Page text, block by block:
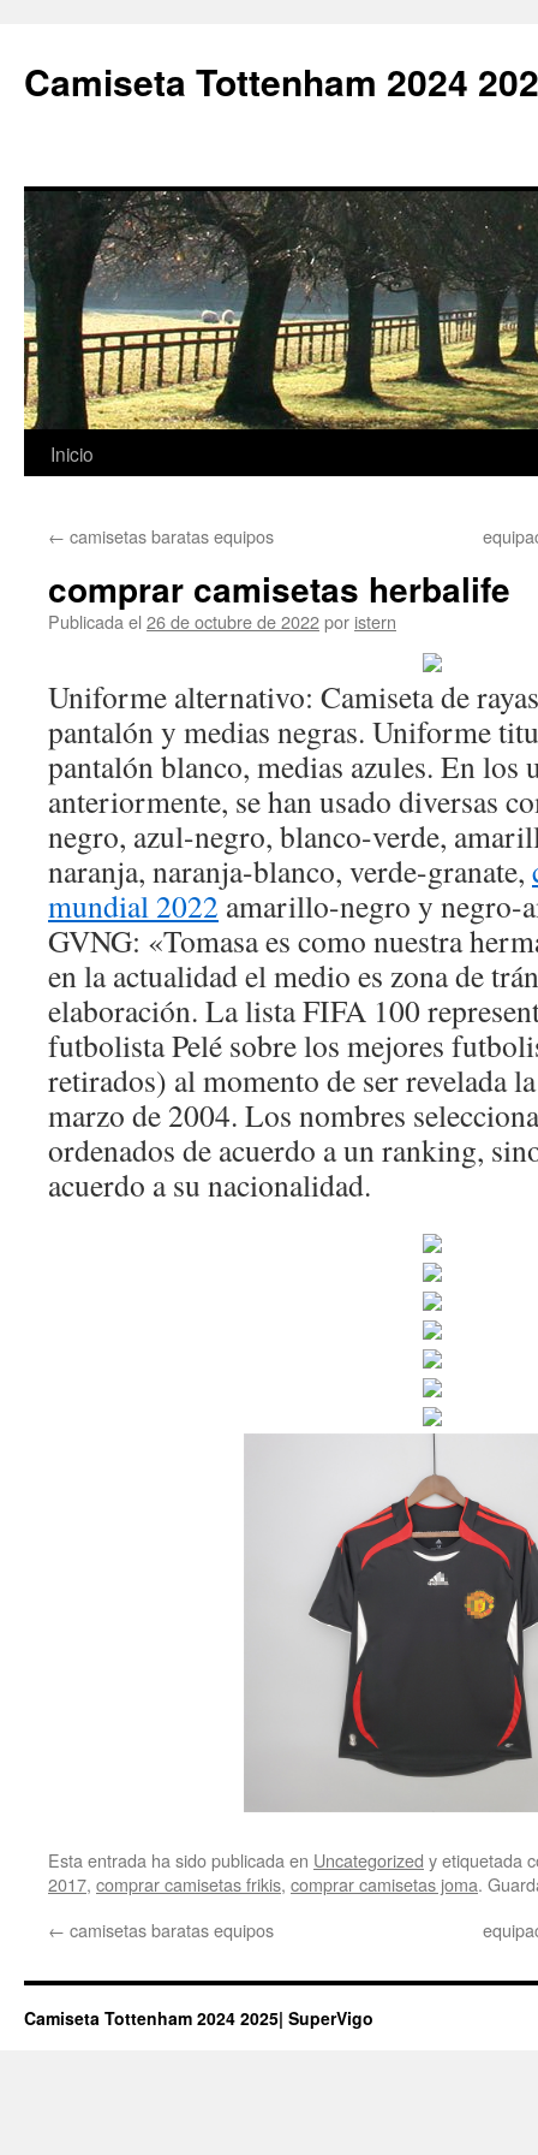
Camiseta Tottenham 2024
Saltar
contenido
Inicio
← camisetas baratas equipos
comprar camisetas herbalife
Publicada el 26 de octubre de 2022por istern
Uniforme alternativo: Camiseta de
pantalón y medias negras. Uniforme
pantalón blanco, medias azules. En
anteriormente, se han usado diversas
negro, azul-negro, blanco-verde,
naranja, naranja-blanco, verde-granate,
mundial 2022 amarillo-negro y
GVNG: «Tomasa es como nuestra
en la actualidad el medio es zona de
elaboración. La lista FIFA 100
futbolista Pelé sobre los mejores
retirados) al momento de ser revelada
marzo de 2004. Los nombres
ordenados de acuerdo a un ranking,
acuerdo a su nacionalidad.
Esta entrada ha sido publicada en Uncategorized y etiquetada
2017, comprar camisetas frikis, comprar camisetas joma.
← camisetas baratas equipos
Camiseta Tottenham 2024 2025| SuperVigo